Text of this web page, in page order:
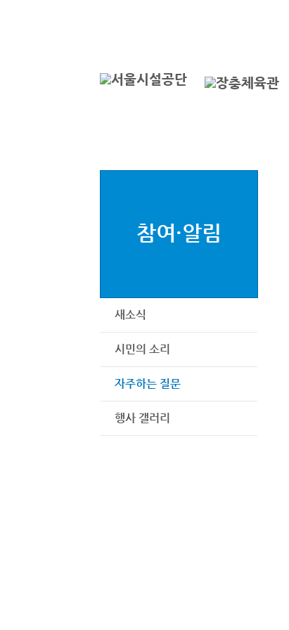
참여·알림
새소식
시민의 소리
자주하는 질문
행사 갤러리